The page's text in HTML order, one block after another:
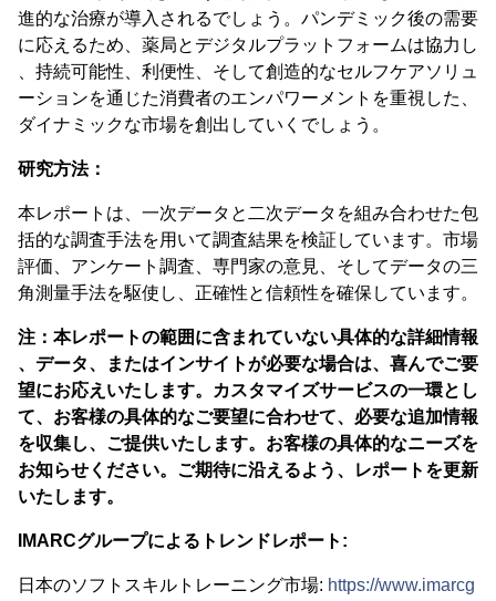
進的な治療が導入されるでしょう。パンデミック後の需要
に応えるため、薬局とデジタルプラットフォームは協力し
、持続可能性、利便性、そして創造的なセルフケアソリュ
ーションを通じた消費者のエンパワーメントを重視した、
ダイナミックな市場を創出していくでしょう。
研究方法：
本レポートは、一次データと二次データを組み合わせた包
括的な調査手法を用いて調査結果を検証しています。市場
評価、アンケート調査、専門家の意見、そしてデータの三
角測量手法を駆使し、正確性と信頼性を確保しています。
注：本レポートの範囲に含まれていない具体的な詳細情報
、データ、またはインサイトが必要な場合は、喜んでご要
望にお応えいたします。カスタマイズサービスの一環とし
て、お客様の具体的なご要望に合わせて、必要な追加情報
を収集し、ご提供いたします。お客様の具体的なニーズを
お知らせください。ご期待に沿えるよう、レポートを更新
いたします。
IMARCグループによるトレンドレポート:
日本のソフトスキルトレーニング市場: https://www.imarcg